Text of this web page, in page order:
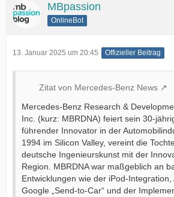
MBpassion
OnlineBot
13. Januar 2025 um 20:45 Offizieller Beitrag
Zitat von Mercedes-Benz News
Mercedes-Benz Research &
Inc. (kurz: MBRDNA) feiert sein 30-
führender Innovator in der
1994 im Silicon Valley, vereint die
deutsche Ingenieurskunst mit der
Region. MBRDNA war maßgeblich an
Entwicklungen wie der iPod-Integration,
Google „Send-to-Car“ und der